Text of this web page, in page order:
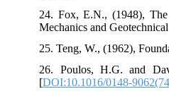
24. Fox, E.N., (1948),
Mechanics and
25. Teng, W., (1962),
26. Poulos, H.G. and
[DOI:10.1016/0148-